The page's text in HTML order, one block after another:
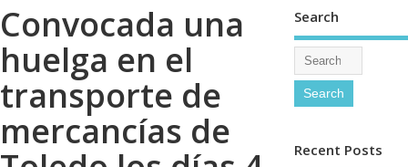
Convocada una
huelga en el
transporte de
mercancí­as de
Search
Recent Posts